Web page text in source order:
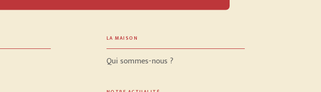
LA MAISON
Qui sommes-nous ?